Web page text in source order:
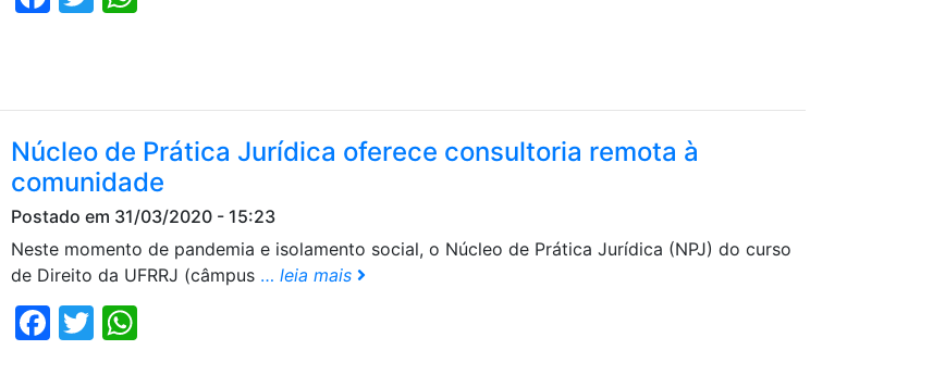
Núcleo de Prática Jurídica oferece consultoria remota à
comunidade
Postado em 31/03/2020 - 15:23
Neste momento de pandemia e isolamento social, o Núcleo de Prática Jurídica (NPJ) do curso
de Direito da UFRRJ (câmpus … leia mais
Facebook
Twitter